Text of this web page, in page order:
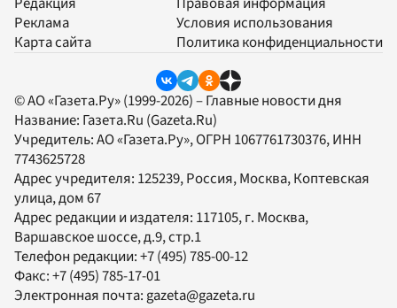
Реклама
Карта сайта
Условия использования
Политика конфиденциальности
© АО «Газета.Ру» (1999-2026) – Главные новости дня
Название: Газета.Ru (Gazeta.Ru)
Учредитель:АО «Газета.Ру», ОГРН 1067761730376, ИНН
7743625728
Адрес учредителя: 125239, Россия, Москва, Коптевская
улица, дом 67
Адрес редакции и издателя: 117105, г. Москва,
Варшавское шоссе, д.9, стр.1
Телефон редакции:+7 (495) 785-00-12
Факс:+7 (495) 785-17-01
Электронная почта:gazeta@gazeta.ru